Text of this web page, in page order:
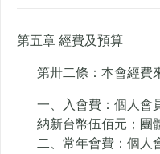
第五章 經費及預算
第卅二條：本會經費
一、入會費：個人會
納新台幣伍佰元；團
二、常年會費：個人